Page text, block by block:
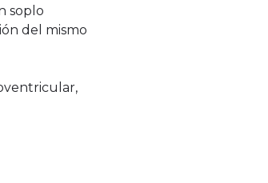
soplo
del mismo